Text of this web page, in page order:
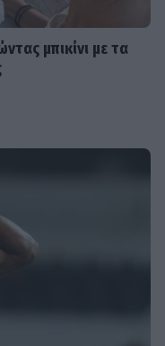
μπικίνι με τα